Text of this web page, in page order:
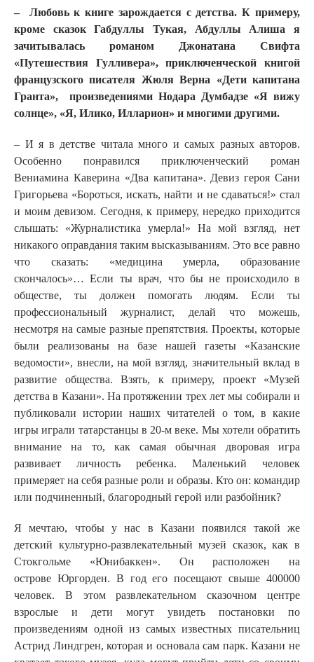
– Любовь к книге зарождается с детства. К примеру,
кроме сказок Габдуллы Тукая, Абдуллы Алиша я
зачитывалась романом Джонатана Свифта
«Путешествия Гулливера», приключенческой книгой
французского писателя Жюля Верна «Дети капитана
Гранта», произведениями Нодара Думбадзе «Я вижу
солнце», «Я, Илико, Илларион» и многими другими.
– И я в детстве читала много и самых разных авторов.
Особенно понравился приключенческий роман
Вениамина Каверина «Два капитана». Девиз героя Сани
Григорьева «Бороться, искать, найти и не сдаваться!» стал
и моим девизом. Сегодня, к примеру, нередко приходится
слышать: «Журналистика умерла!» На мой взгляд, нет
никакого оправдания таким высказываниям. Это все равно
что сказать: «медицина умерла, образование
скончалось»… Если ты врач, что бы не происходило в
обществе, ты должен помогать людям. Если ты
профессиональный журналист, делай что можешь,
несмотря на самые разные препятствия. Проекты, которые
были реализованы на базе нашей газеты «Казанские
ведомости», внесли, на мой взгляд, значительный вклад в
развитие общества. Взять, к примеру, проект «Музей
детства в Казани». На протяжении трех лет мы собирали и
публиковали истории наших читателей о том, в какие
игры играли татарстанцы в 20-м веке. Мы хотели обратить
внимание на то, как самая обычная дворовая игра
развивает личность ребенка. Маленький человек
примеряет на себя разные роли и образы. Кто он: командир
или подчиненный, благородный герой или разбойник?
Я мечтаю, чтобы у нас в Казани появился такой же
детский культурно-развлекательный музей сказок, как в
Стокгольме «Юнибаккен». Он расположен на
острове Юргорден. В год его посещают свыше 400000
человек. В этом развлекательном сказочном центре
взрослые и дети могут увидеть постановки по
произведениям одной из самых известных писательниц
Астрид Линдгрен, которая и основала сам парк. Казани не